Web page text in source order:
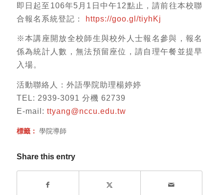
即日起至106年5月1日中午12點止，請前往本校聯
合報名系統登記： https://goo.gl/tiyhKj
※本講座開放全校師生與校外人士報名參與，報名
係為統計人數，無法預留座位，請自理午餐並提早
入場。
活動聯絡人：外語學院助理楊婷婷
TEL: 2939-3091 分機 62739
E-mail: ttyang@nccu.edu.tw
標籤： 學院導師
Share this entry